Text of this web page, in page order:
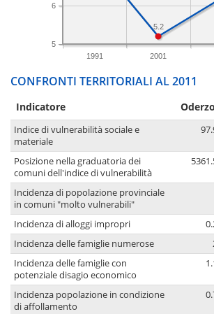
1991 2001
5
6
5.2
CONFRONTI TERRITORIALI AL 2011
Indicatore Oderzo
Indice di vulnerabilità sociale e
materiale
Posizione nella graduatoria dei
comuni dell'indice di vulnerabilità
Incidenza di popolazione provinciale
in comuni "molto vulnerabili"
Incidenza di alloggi impropri
Incidenza delle famiglie numerose
Incidenza delle famiglie con
potenziale disagio economico
Incidenza popolazione in condizione
di affollamento